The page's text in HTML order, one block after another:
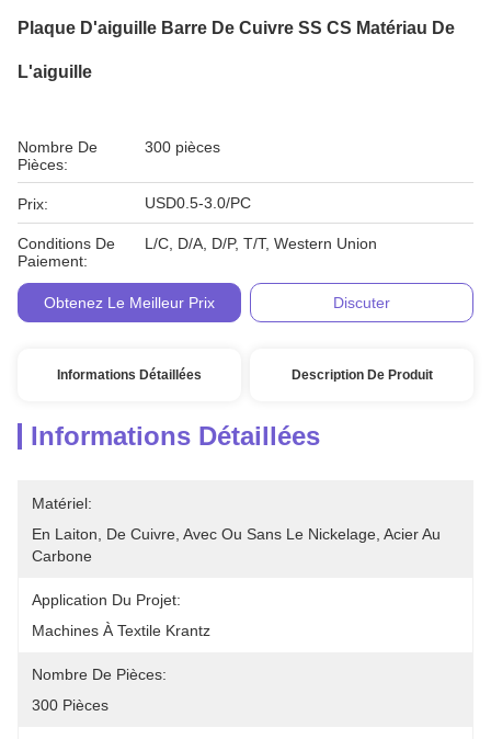
Plaque D'aiguille Barre De Cuivre SS CS Matériau De
L'aiguille
Nombre De
Pièces:
300 pièces
Prix: USD0.5-3.0/PC
Conditions De
Paiement:
L/C, D/A, D/P, T/T, Western Union
Obtenez Le Meilleur Prix Discuter
Informations Détaillées Description De Produit
Informations Détaillées
Matériel:
En Laiton, De Cuivre, Avec Ou Sans Le Nickelage, Acier Au
Carbone
Application Du Projet:
Machines À Textile Krantz
Nombre De Pièces:
300 Pièces